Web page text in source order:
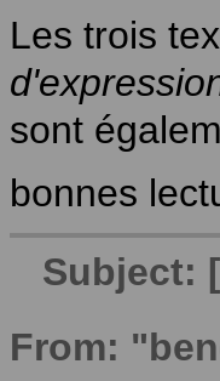
Les trois
sont
bonnes
Subject:
From: